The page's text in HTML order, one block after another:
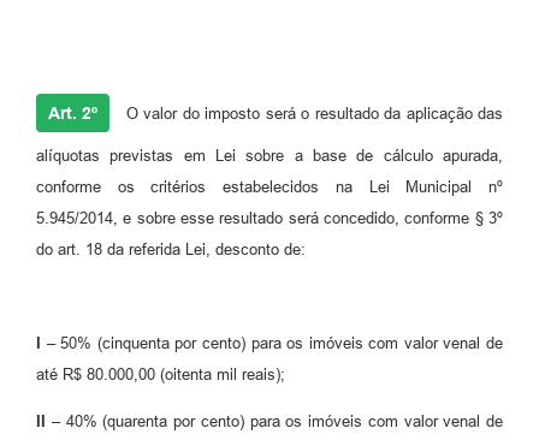
Art. 2º O valor do imposto será o resultado da aplicação das
alíquotas previstas em Lei sobre a base de cálculo apurada,
conforme os critérios estabelecidos na Lei Municipal nº
5.945/2014, e sobre esse resultado será concedido, conforme § 3º
do art. 18 da referida Lei, desconto de:
I –50% (cinquenta por cento) para os imóveis com valor venal de
até R$ 80.000,00 (oitenta mil reais);
II –40% (quarenta por cento) para os imóveis com valor venal de